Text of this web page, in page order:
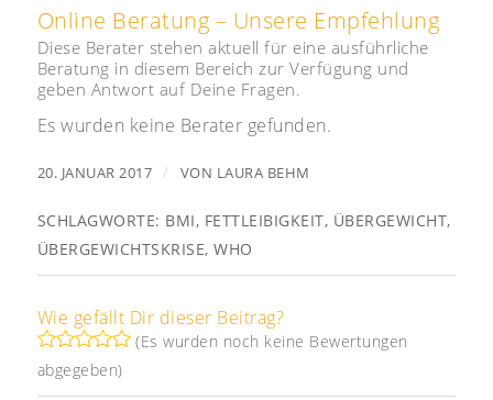
Online Beratung – Unsere Empfehlung
Diese Berater stehen aktuell für eine ausführliche
Beratung in diesem Bereich zur Verfügung und
geben Antwort auf Deine Fragen.
Es wurden keine Berater gefunden.
20. JANUAR 2017 / VON LAURA BEHM
SCHLAGWORTE: BMI, FETTLEIBIGKEIT, ÜBERGEWICHT,
ÜBERGEWICHTSKRISE,WHO
Wie gefällt Dir dieser Beitrag?
(Es wurden noch keine Bewertungen
abgegeben)